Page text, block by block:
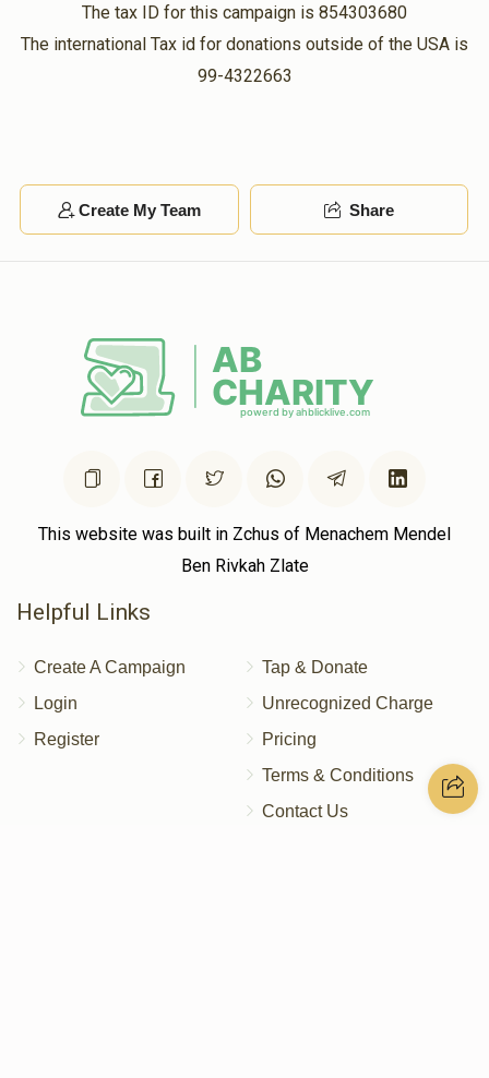
The tax ID for this campaign is 854303680
The international Tax id for donations outside of the USA is
99-4322663
Create My Team Share
This website was built in Zchus of Menachem Mendel
Ben Rivkah Zlate
Helpful Links
Create A Campaign
Login
Register
Tap & Donate
Unrecognized Charge
Pricing
Terms & Conditions
Contact Us